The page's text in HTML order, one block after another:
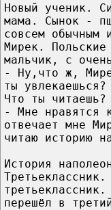
Новый ученик.
мама. Сынок -
совсем обычным
Мирек.
мальчик, с
- Ну,что ж,
ты
Что ты читаешь?
- Мне нравятся
отвечает мне
читаю историю
История
перешёл в